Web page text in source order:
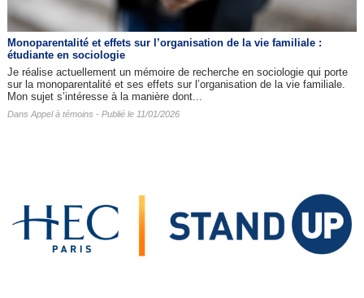
Monoparentalité et effets sur l’organisation de la vie familiale :
étudiante en sociologie
Je réalise actuellement un mémoire de recherche en sociologie qui porte
sur la monoparentalité et ses effets sur l’organisation de la vie familiale.
Mon sujet s’intéresse à la manière dont...
Dans Appel à témoins - Publié le 11/01/2026